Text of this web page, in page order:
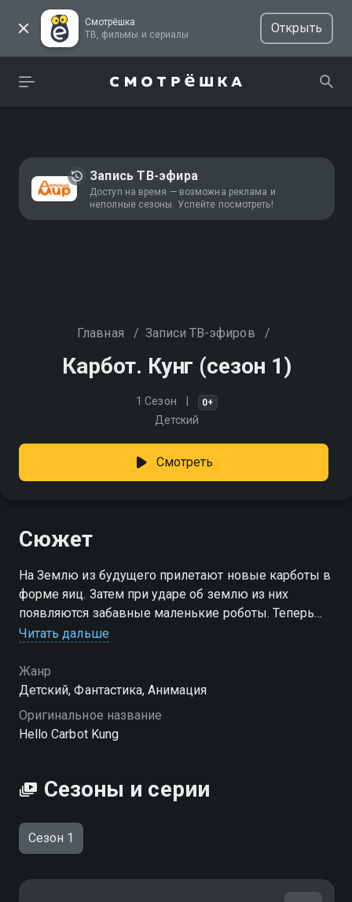
Смотрёшка
ТВ, фильмы и сериалы
Открыть
Запись ТВ-эфира
Доступ на время — возможна реклама и
неполные сезоны. Успейте посмотреть!
Главная / Записи ТВ-эфиров /
Карбот. Кунг (сезон 1)
1 Сезон 0+
Детский
Смотреть
Сюжет
На Землю из будущего прилетают новые карботы в
форме яиц. Затем при ударе об землю из них
появляются забавные маленькие роботы. Теперь
Чена ждут новые захватывающие приключения с
Посмотреть онлайн 1 сезон сериала Карбот. Кунг вы
можете совершенно бесплатно в хорошем HD
качестве на Смотрёшке
Читать дальше
Жанр
Детский, Фантастика, Анимация
Оригинальное название
Hello Carbot Kung
Сезоны и серии
Сезон 1